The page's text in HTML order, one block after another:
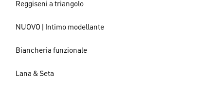
Reggiseni a triangolo
NUOVO | Intimo modellante
Biancheria funzionale
Lana & Seta